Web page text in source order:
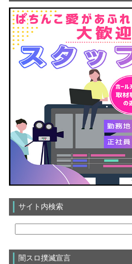
サイト内検索
闇スロ撲滅宣言